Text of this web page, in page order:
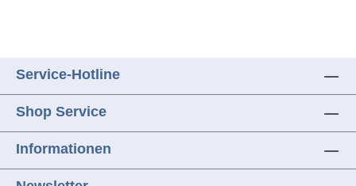
Service-Hotline
Shop Service
Informationen